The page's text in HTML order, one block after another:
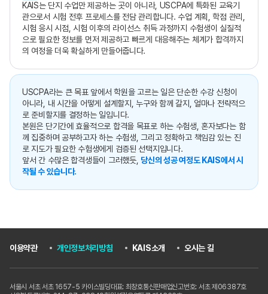
KAIS는 단지 수업만 제공하는 곳이 아니라, USCPA에 특화된 교육기
관으로서 시험 전후 프로세스를 전담 관리합니다. 수업 계획, 학점 관리,
시험 응시 시점, 시험 이후의 라이선스 취득 과정까지 수험생이 실질적
으로 필요한 정보를 먼저 제공하고 빠르게 대응해주는 체계가 합격까지
의 여정을 더욱 확실하게 만들어줍니다.
USCPA라는 큰 목표 앞에서 학원을 고르는 일은 단순한 수강 신청이
아니라, 내 시간을 어떻게 설계할지, 누구와 함께 갈지, 얼마나 전략적으
로 준비할지를 결정하는 일입니다.
본원은 단기간에 효율적으로 합격을 목표로 하는 수험생, 혼자보다는 함
께 집중하며 공부하고자 하는 수험생, 그리고 정확하고 책임감 있는 진
로 지도가 필요한 수험생에게 검증된 선택지입니다.
앞서 간 수많은 합격생들이 그러했듯, 당신의 성공 여정도 KAIS에서 시
작될 수 있습니다.
이용약관 개인정보처리방침 KAIS소개 오시는 길
서울시 서초 서초 1657-5 카이스빌딩대표: 최창호통신판매업신고번호: 서초 제06387호